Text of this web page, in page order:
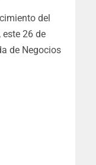
del
26 de
de Negocios